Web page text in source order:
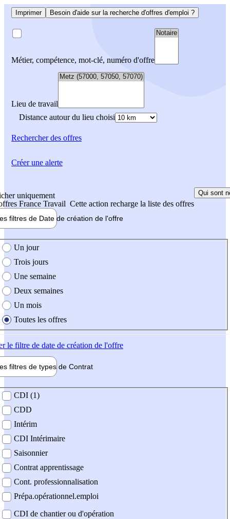
Imprimer Besoin d'aide sur la recherche d'offres d'emploi ?
Métier, compétence, mot-clé, numéro d'offre
Lieu de travail
Distance autour du lieu choisi
Rechercherdes offres
uniquement
France Travail Cette action recharge la liste des offres
Qui sont
filtres de Date de création de l'offre
création de l'offre
Un jour
Trois jours
Une semaine
Deux semaines
Un mois
Toutes les offres
le filtre de date de création de l'offre
filtres de types de Contrat
contrat
CDI (1)
CDD
Intérim
CDI Intérimaire
Saisonnier
Contrat apprentissage
Cont. professionnalisation
Prépa.opérationnel.emploi
CDI de chantier ou d'opération
Créer une alerte